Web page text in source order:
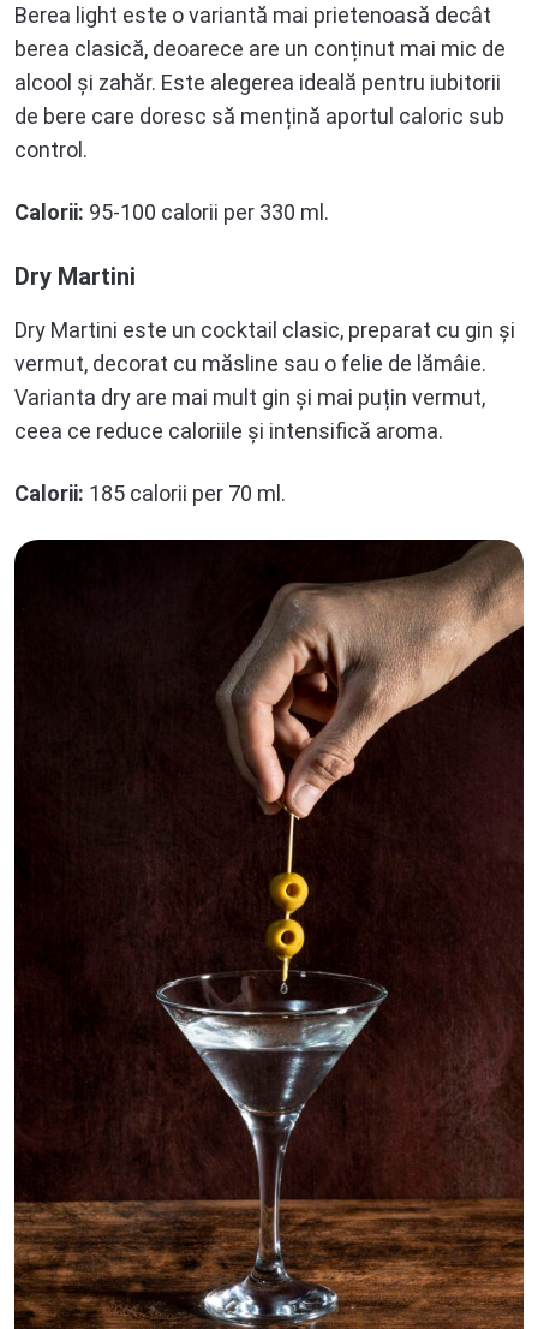
Berea light este o variantă mai prietenoasă decât
berea clasică, deoarece are un conținut mai mic de
alcool și zahăr. Este alegerea ideală pentru iubitorii
de bere care doresc să mențină aportul caloric sub
control.
Calorii: 95-100 calorii per 330 ml.
Dry Martini
Dry Martini este un cocktail clasic, preparat cu gin și
vermut, decorat cu măsline sau o felie de lămâie.
Varianta dry are mai mult gin și mai puțin vermut,
ceea ce reduce caloriile și intensifică aroma.
Calorii: 185 calorii per 70 ml.